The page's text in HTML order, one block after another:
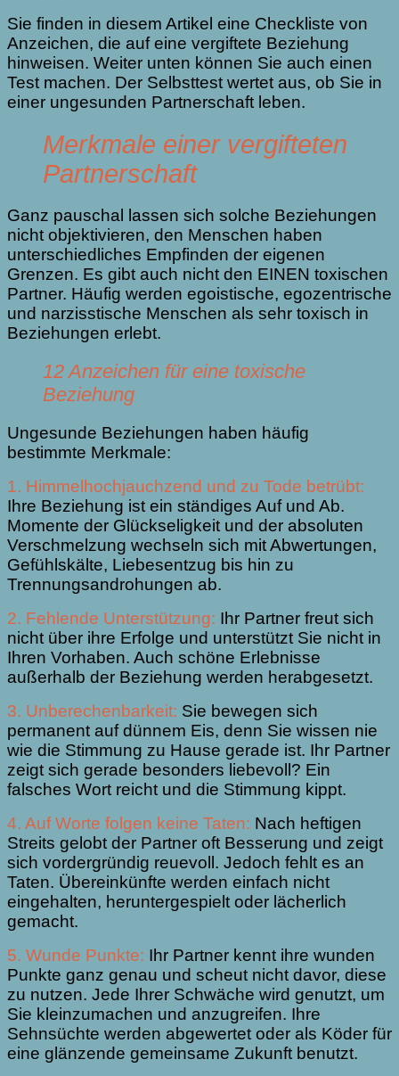
Sie finden in diesem Artikel eine Checkliste von
Anzeichen, die auf eine vergiftete Beziehung
hinweisen. Weiter unten können Sie auch einen
Test machen. Der Selbsttest wertet aus, ob Sie in
einer ungesunden Partnerschaft leben.
Merkmale einer vergifteten
Partnerschaft
Ganz pauschal lassen sich solche Beziehungen
nicht objektivieren, den Menschen haben
unterschiedliches Empfinden der eigenen
Grenzen. Es gibt auch nicht den EINEN toxischen
Partner. Häufig werden egoistische, egozentrische
und narzisstische Menschen als sehr toxisch in
Beziehungen erlebt.
12 Anzeichen für eine toxische
Beziehung
Ungesunde Beziehungen haben häufig
bestimmte Merkmale:
1. Himmelhochjauchzend und zu Tode betrübt:
Ihre Beziehung ist ein ständiges Auf und Ab.
Momente der Glückseligkeit und der absoluten
Verschmelzung wechseln sich mit Abwertungen,
Gefühlskälte, Liebesentzug bis hin zu
Trennungsandrohungen ab.
2. Fehlende Unterstützung: Ihr Partner freut sich
nicht über ihre Erfolge und unterstützt Sie nicht in
Ihren Vorhaben. Auch schöne Erlebnisse
außerhalb der Beziehung werden herabgesetzt.
3. Unberechenbarkeit: Sie bewegen sich
permanent auf dünnem Eis, denn Sie wissen nie
wie die Stimmung zu Hause gerade ist. Ihr Partner
zeigt sich gerade besonders liebevoll? Ein
falsches Wort reicht und die Stimmung kippt.
4. Auf Worte folgen keine Taten: Nach heftigen
Streits gelobt der Partner oft Besserung und zeigt
sich vordergründig reuevoll. Jedoch fehlt es an
Taten. Übereinkünfte werden einfach nicht
eingehalten, heruntergespielt oder lächerlich
gemacht.
5. Wunde Punkte: Ihr Partner kennt ihre wunden
Punkte ganz genau und scheut nicht davor, diese
zu nutzen. Jede Ihrer Schwäche wird genutzt, um
Sie kleinzumachen und anzugreifen. Ihre
Sehnsüchte werden abgewertet oder als Köder für
eine glänzende gemeinsame Zukunft benutzt.